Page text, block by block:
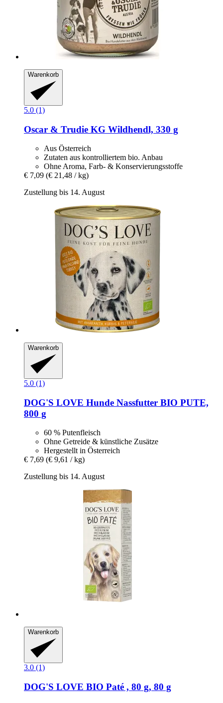
Warenkorb
5.0 (1)
Oscar & Trudie KG Wildhendl, 330 g
Aus Österreich
Zutaten aus kontrolliertem bio. Anbau
Ohne Aroma, Farb- & Konservierungsstoffe
€ 7,09 (€ 21,48 / kg)
Zustellung bis 14. August
Warenkorb
5.0 (1)
DOG'S LOVE Hunde Nassfutter BIO PUTE,
800 g
60 % Putenfleisch
Ohne Getreide & künstliche Zusätze
Hergestellt in Österreich
€ 7,69 (€ 9,61 / kg)
Zustellung bis 14. August
Warenkorb
3.0 (1)
DOG'S LOVE BIO Paté , 80 g, 80 g